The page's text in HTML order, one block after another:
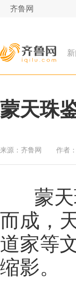
齐鲁网
新
蒙天珠
来源： 齐鲁网 作者：
蒙天
而成，
道家等
缩影。